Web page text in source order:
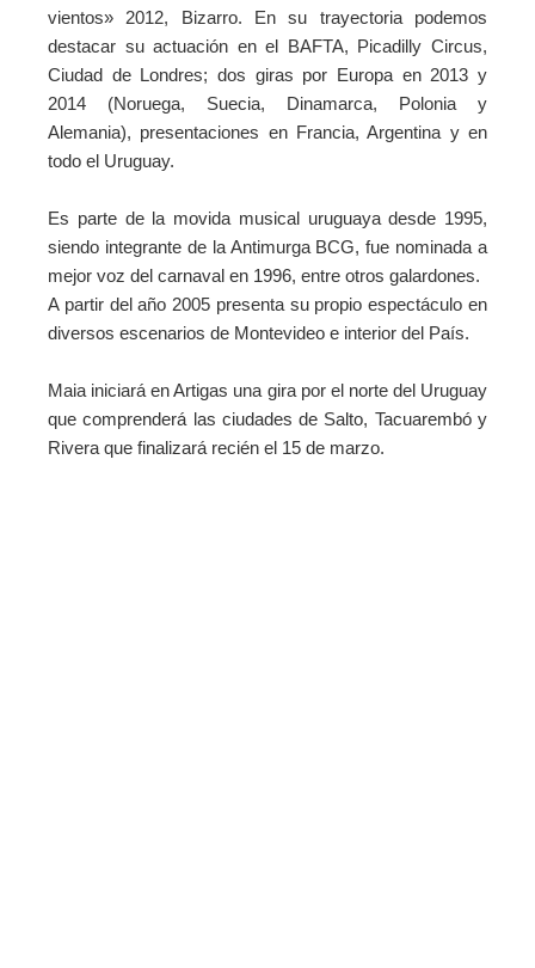
vientos» 2012, Bizarro. En su trayectoria podemos
destacar su actuación en el BAFTA, Picadilly Circus,
Ciudad de Londres; dos giras por Europa en 2013 y
2014 (Noruega, Suecia, Dinamarca, Polonia y
Alemania), presentaciones en Francia, Argentina y en
todo el Uruguay.
Es parte de la movida musical uruguaya desde 1995,
siendo integrante de la Antimurga BCG, fue nominada a
mejor voz del carnaval en 1996, entre otros galardones.
A partir del año 2005 presenta su propio espectáculo en
diversos escenarios de Montevideo e interior del País.
Maia iniciará en Artigas una gira por el norte del Uruguay
que comprenderá las ciudades de Salto, Tacuarembó y
Rivera que finalizará recién el 15 de marzo.